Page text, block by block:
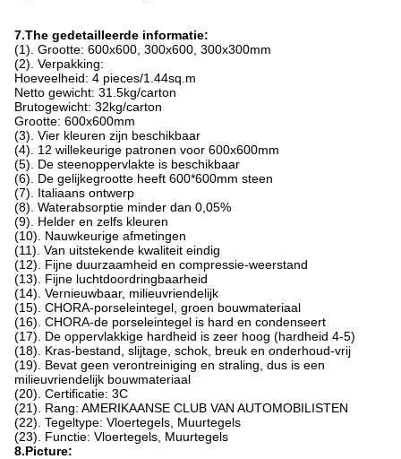
7.The gedetailleerde informatie:
(1). Grootte: 600x600, 300x600, 300x300mm
(2). Verpakking:
Hoeveelheid: 4 pieces/1.44sq.m
Netto gewicht: 31.5kg/carton
Brutogewicht: 32kg/carton
Grootte: 600x600mm
(3). Vier kleuren zijn beschikbaar
(4). 12 willekeurige patronen voor 600x600mm
(5). De steenoppervlakte is beschikbaar
(6). De gelijkegrootte heeft 600*600mm steen
(7). Italiaans ontwerp
(8). Waterabsorptie minder dan 0,05%
(9). Helder en zelfs kleuren
(10). Nauwkeurige afmetingen
(11). Van uitstekende kwaliteit eindig
(12). Fijne duurzaamheid en compressie-weerstand
(13). Fijne luchtdoordringbaarheid
(14). Vernieuwbaar, milieuvriendelijk
(15). CHORA-porseleintegel, groen bouwmateriaal
(16). CHORA-de porseleintegel is hard en condenseert
(17). De oppervlakkige hardheid is zeer hoog (hardheid 4-5)
(18). Kras-bestand, slijtage, schok, breuk en onderhoud-vrij
(19). Bevat geen verontreiniging en straling, dus is een
milieuvriendelijk bouwmateriaal
(20). Certificatie: 3C
(21). Rang: AMERIKAANSE CLUB VAN AUTOMOBILISTEN
(22). Tegeltype: Vloertegels, Muurtegels
(23). Functie: Vloertegels, Muurtegels
8.Picture: